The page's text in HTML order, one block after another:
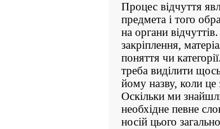
Процес відчуття
предмета і того
на органи
закріплення,
поняття чи
треба виділити
йому назву, коли це
Оскільки ми
необхідне певне
носій цього